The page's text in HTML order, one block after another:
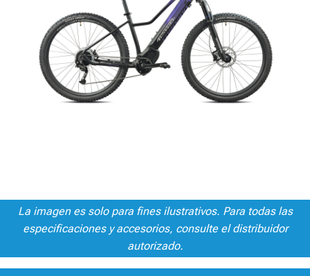
La imagen es solo para fines ilustrativos. Para todas las
especificaciones y accesorios, consulte el distribuidor
autorizado.